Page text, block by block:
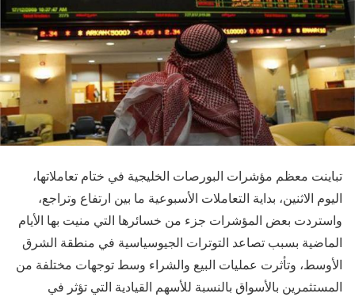
تباينت معظم مؤشرات البورصات الخليجية في ختام تعاملاتها،
اليوم الاثنين، بداية التعاملات الأسبوعية ما بين ارتفاع وتراجع،
واستردت بعض المؤشرات جزء من خسائرها التي منيت بها الأيام
الماضية بسبب تصاعد التوترات الجيوسياسية في منطقة الشرق
الأوسط، وتأثرت عمليات البيع والشراء وسط توجهات مختلفة من
المستثمرين بالأسواق بالنسبة للأسهم القيادية التي تؤثر في